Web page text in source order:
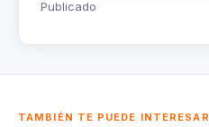
Publicado
TAMBIÉN TE PUEDE INTERESAR